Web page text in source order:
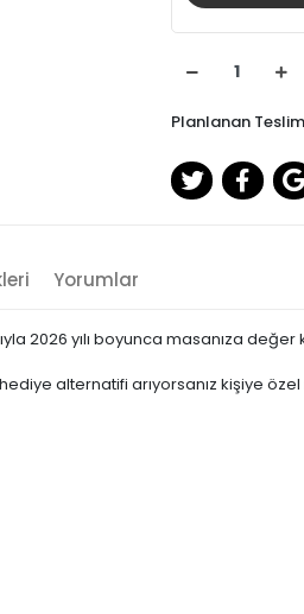
Planlanan
Yorumlar
2026 yılı boyunca masanıza
alternatifi arıyorsanız kişiye